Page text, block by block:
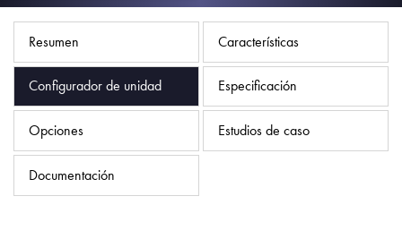
Resumen Características
Configurador de unidad Especificación
Opciones Estudios de caso
Documentación
Política de privacidad
Mapa del sitio
iSource